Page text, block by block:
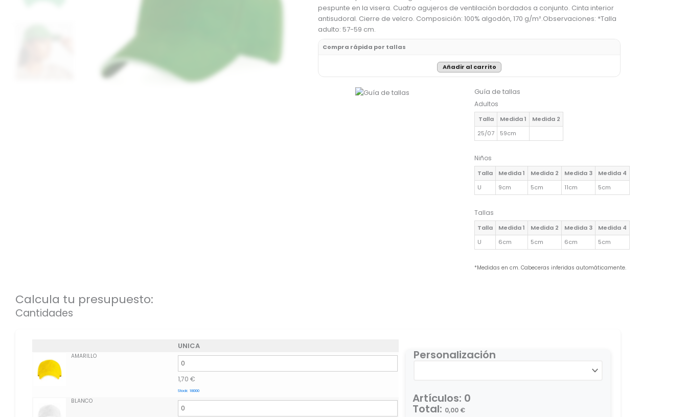
pespunte en la visera. Cuatro agujeros de ventilación bordados a conjunto. Cinta interior
antisudoral. Cierre de velcro. Composición: 100% algodón, 170 g/m².Observaciones: *Talla
adulto: 57-59 cm.
Compra rápida por tallas
Añadir al carrito
Guía de tallas
Adultos
Talla Medida 1
Medida 2
25/07
59cm
Niños
Talla Medida 1 Medida 2 Medida 3
Medida 4
U
9cm 5cm 11cm 5cm
Tallas
Talla Medida 1 Medida 2 Medida 3
Medida 4
U
6cm 5cm 6cm 5cm
*Medidas en cm. Cabeceras inferidas automáticamente.
Calcula tu presupuesto:
Cantidades
UNICA
AMARILLO
1,70 €
Stock: 18000
BLANCO
Personalización
Artículos: 0
Total: 0,00 €